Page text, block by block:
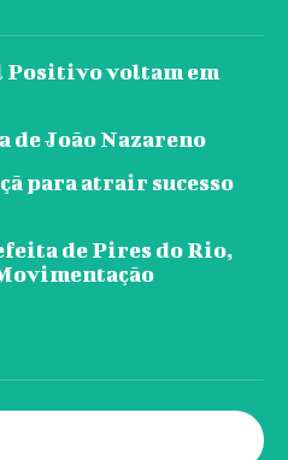
Positivo voltam em
João Nazareno
para atrair sucesso
de Pires do Rio,